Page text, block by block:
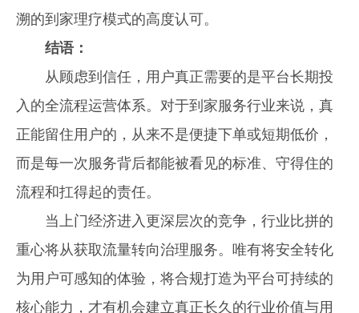
溯的到家理疗模式的高度认可。
结语：
从顾虑到信任，用户真正需要的是平台长期投
入的全流程运营体系。对于到家服务行业来说，真
正能留住用户的，从来不是便捷下单或短期低价，
而是每一次服务背后都能被看见的标准、守得住的
流程和扛得起的责任。
当上门经济进入更深层次的竞争，行业比拼的
重心将从获取流量转向治理服务。唯有将安全转化
为用户可感知的体验，将合规打造为平台可持续的
核心能力，才有机会建立真正长久的行业价值与用